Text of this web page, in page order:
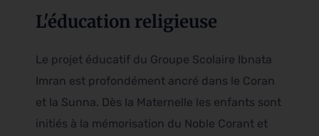
L'éducation religieuse
Le projet éducatif du Groupe Scolaire Ibnata
Imran est profondément ancré dans le Coran
et la Sunna. Dès la Maternelle les enfants sont
initiés à la mémorisation du Noble Corant et